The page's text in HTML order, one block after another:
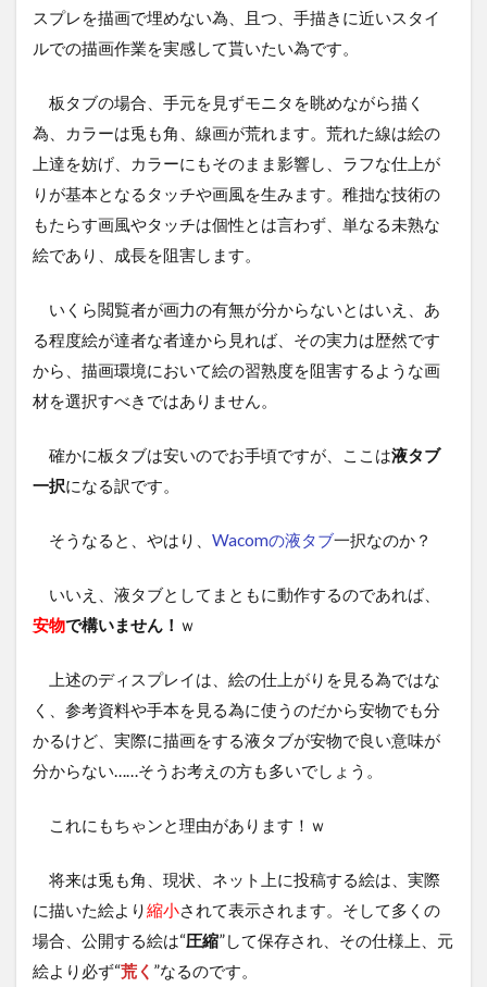
スプレを描画で埋めない為、且つ、手描きに近いスタイ
ルでの描画作業を実感して貰いたい為です。
板タブの場合、手元を見ずモニタを眺めながら描く
為、カラーは兎も角、線画が荒れます。荒れた線は絵の
上達を妨げ、カラーにもそのまま影響し、ラフな仕上が
りが基本となるタッチや画風を生みます。稚拙な技術の
もたらす画風やタッチは個性とは言わず、単なる未熟な
絵であり、成長を阻害します。
いくら閲覧者が画力の有無が分からないとはいえ、あ
る程度絵が達者な者達から見れば、その実力は歴然です
から、描画環境において絵の習熟度を阻害するような画
材を選択すべきではありません。
確かに板タブは安いのでお手頃ですが、ここは液タブ
一択になる訳です。
そうなると、やはり、 Wacomの液タブ一択なのか？
いいえ、液タブとしてまともに動作するのであれば、
安物で構いません！ ｗ
上述のディスプレイは、絵の仕上がりを見る為ではな
く、参考資料や手本を見る為に使うのだから安物でも分
かるけど、実際に描画をする液タブが安物で良い意味が
分からない……そうお考えの方も多いでしょう。
これにもちゃンと理由があります！ｗ
将来は兎も角、現状、ネット上に投稿する絵は、実際
に描いた絵より縮小されて表示されます。そして多くの
場合、公開する絵は“圧縮”して保存され、その仕様上、元
絵より必ず“荒く ”なるのです。